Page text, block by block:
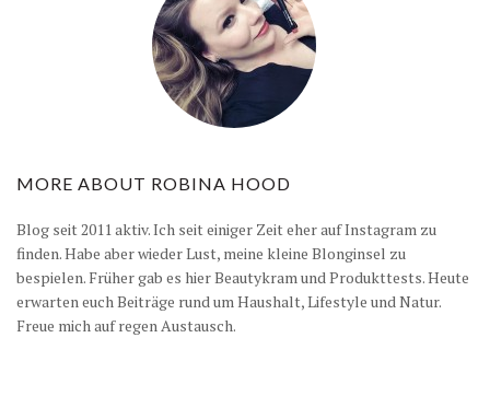
MORE ABOUT ROBINA HOOD
Blog seit 2011 aktiv. Ich seit einiger Zeit eher auf Instagram zu
finden. Habe aber wieder Lust, meine kleine Blonginsel zu
bespielen. Früher gab es hier Beautykram und Produkttests. Heute
erwarten euch Beiträge rund um Haushalt, Lifestyle und Natur.
Freue mich auf regen Austausch.